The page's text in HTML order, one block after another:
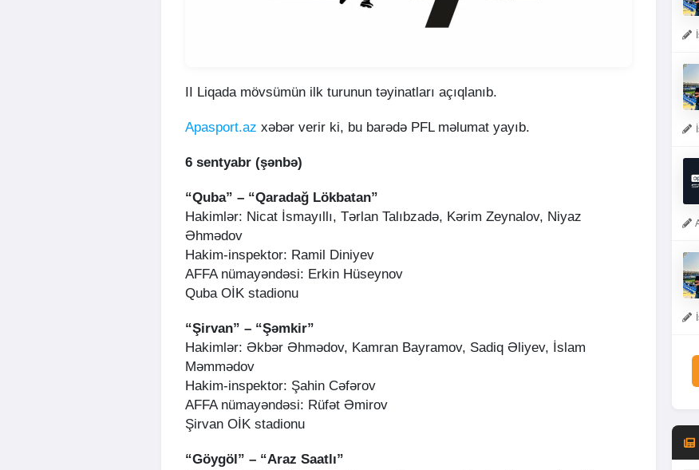
II Liqada mövsümün ilk turunun təyinatları açıqlanıb.
Apasport.az xəbər verir ki, bu barədə PFL məlumat yayıb.
6 sentyabr (şənbə)
“Quba” – “Qaradağ Lökbatan”
Hakimlər: Nicat İsmayıllı, Tərlan Talıbzadə, Kərim Zeynalov, Niyaz
Əhmədov
Hakim-inspektor: Ramil Diniyev
AFFA nümayəndəsi: Erkin Hüseynov
Quba OİK stadionu
“Şirvan” – “Şəmkir”
Hakimlər: Əkbər Əhmədov, Kamran Bayramov, Sadiq Əliyev, İslam
Məmmədov
Hakim-inspektor: Şahin Cəfərov
AFFA nümayəndəsi: Rüfət Əmirov
Şirvan OİK stadionu
“Göygöl” – “Araz Saatlı”